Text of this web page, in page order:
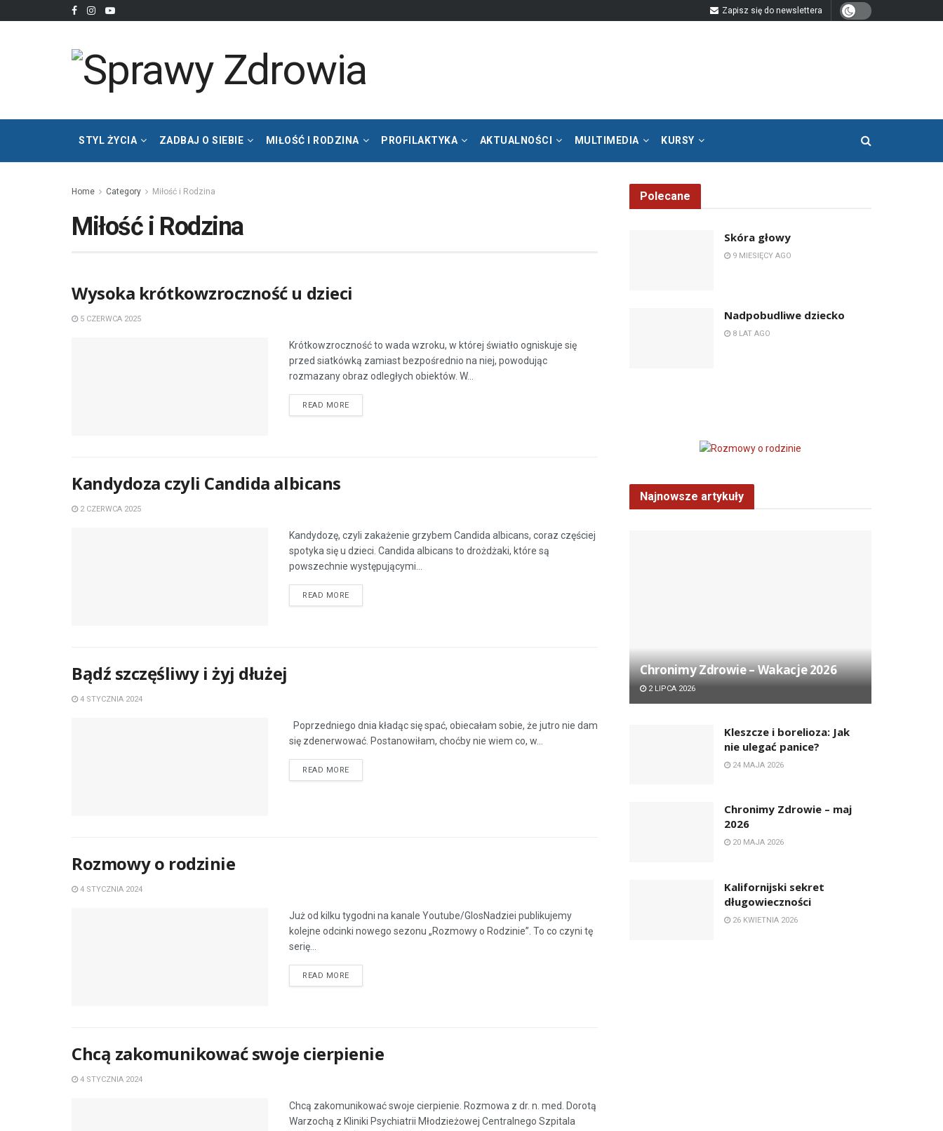
Zapisz się do newslettera
STYL ŻYCIA ZADBAJ O SIEBIE MIŁOŚĆ I RODZINA PROFILAKTYKA AKTUALNOŚCI MULTIMEDIA KURSY
Home Category Miłość i Rodzina
Miłość i Rodzina
Wysoka krótkowzroczność u dzieci
5 CZERWCA 2025
Krótkowzroczność to wada wzroku, w której światło ogniskuje się
przed siatkówką zamiast bezpośrednio na niej, powodując
rozmazany obraz odległych obiektów. W...
READ MORE
Kandydoza czyli Candida albicans
2 CZERWCA 2025
Kandydozę, czyli zakażenie grzybem Candida albicans, coraz częściej
spotyka się u dzieci. Candida albicans to drożdżaki, które są
powszechnie występującymi...
READ MORE
Bądź szczęśliwy i żyj dłużej
4 STYCZNIA 2024
Poprzedniego dnia kładąc się spać, obiecałam sobie, że jutro nie dam
się zdenerwować. Postanowiłam, choćby nie wiem co, w...
READ MORE
Rozmowy o rodzinie
4 STYCZNIA 2024
Już od kilku tygodni na kanale Youtube/GlosNadziei publikujemy
kolejne odcinki nowego sezonu „Rozmowy o Rodzinie”. To co czyni tę
serię...
READ MORE
Chcą zakomunikować swoje cierpienie
4 STYCZNIA 2024
Chcą zakomunikować swoje cierpienie. Rozmowa z dr. n. med. Dorotą
Warzochą z Kliniki Psychiatrii Młodzieżowej Centralnego Szpitala
Polecane
Skóra głowy
9 MIESIĘCY AGO
Nadpobudliwe dziecko
8 LAT AGO
Najnowsze artykuły
Chronimy Zdrowie ­– Wakacje 2026
2 LIPCA 2026
Kleszcze i borelioza: Jak
nie ulegać panice?
24 MAJA 2026
Chronimy Zdrowie ­– maj
2026
20 MAJA 2026
Kalifornijski sekret
długowieczności
26 KWIETNIA 2026